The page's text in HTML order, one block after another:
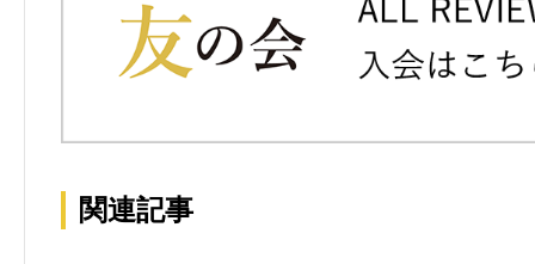
関連記事